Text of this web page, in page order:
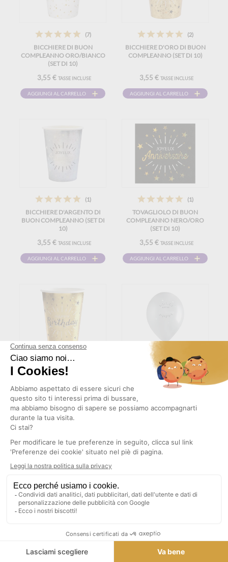
(7)
BICCHIERE DI BUON
COMPLEANNO ORO/BIANCO
(SET DI 10)
3,55 € TASSE INCLUSE
AGGIUNGI AL CARRELLO
(2)
BICCHIERE D'ORO DI BUON
COMPLEANNO (SET DI 10)
3,55 € TASSE INCLUSE
AGGIUNGI AL CARRELLO
(1)
BICCHIERE D'ARGENTO DI
BUON COMPLEANNO (SET DI
10)
3,55 € TASSE INCLUSE
AGGIUNGI AL CARRELLO
(1)
TOVAGLIOLO DI BUON
COMPLEANNO NERO/ORO
(SET DI 10)
3,55 € TASSE INCLUSE
AGGIUNGI AL CARRELLO
BICCHIERE DI BUON
COMPLEANNO ORO
METALLICO (SET DI 10)
3,81 €TASSE INCLUSE
(1)
PALLA D'ARGENTO DI BUON
COMPLEANNO (SET DI 8)
3,85 €TASSE INCLUSE
BUON COMPLEANNO DORATI
(CONFEZIONE DA 10)
CORIANDOLI IN LEGNO DI
BUON COMPLEANNO IN